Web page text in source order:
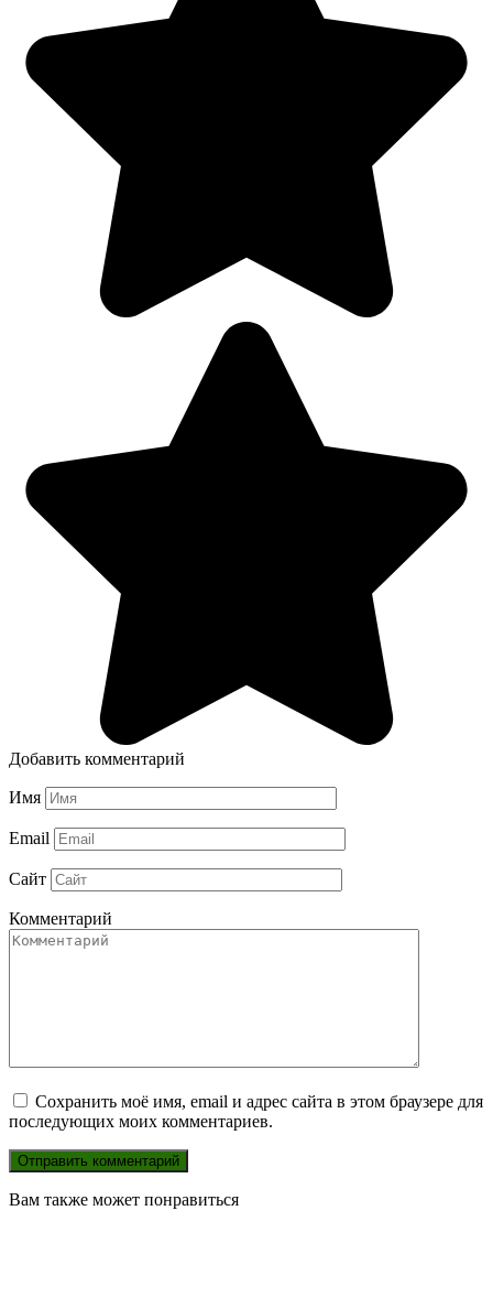
Добавить комментарий
Имя
Email
Сайт
Комментарий
Сохранить моё имя, email и адрес сайта в этом браузере для
последующих моих комментариев.
Вам также может понравиться